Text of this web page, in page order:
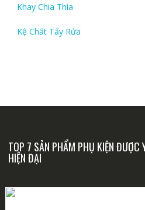
Khay Chia Thìa
Kệ Chất Tẩy Rửa
TOP 7 SẢN PHẨM PHỤ KIỆN ĐƯỢC
HIỆN ĐẠI